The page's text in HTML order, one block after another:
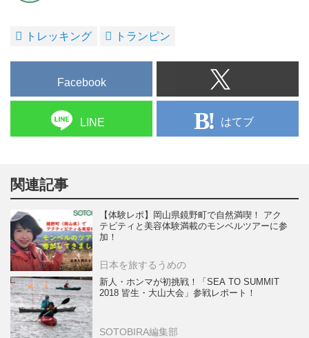
トレッキング トランピン
Facebook
LINE はてブ
関連記事
【体験レポ】岡山県鏡野町で自然満喫！ アク
テビティと美容体験満載のモンベルツアーに参
加！
日本を旅するうめの
新人・ホンマが初挑戦！「SEA TO SUMMIT
2018 皆生・大山大会」参戦レポート！
SOTOBIRA編集部